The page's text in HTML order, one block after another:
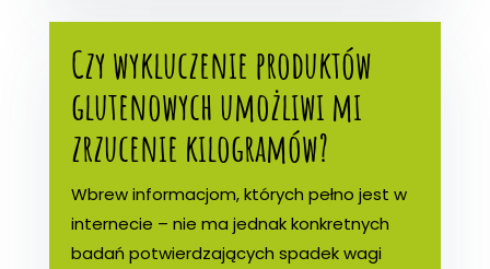
Czy wykluczenie produktów
glutenowych umożliwi mi
zrzucenie kilogramów?
Wbrew informacjom, których pełno jest w
internecie – nie ma jednak konkretnych
badań potwierdzających spadek wagi